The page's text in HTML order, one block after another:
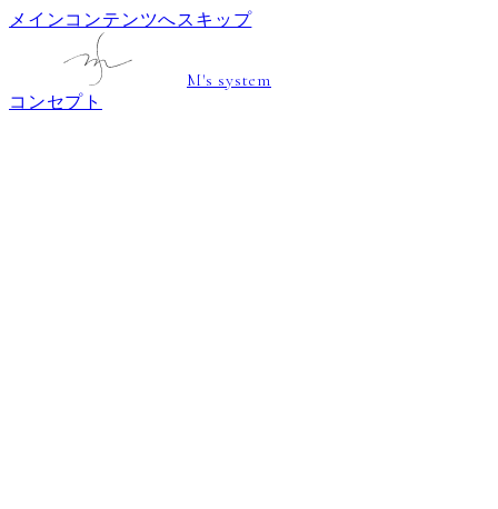
メインコンテンツへスキップ
M's system
コンセプト